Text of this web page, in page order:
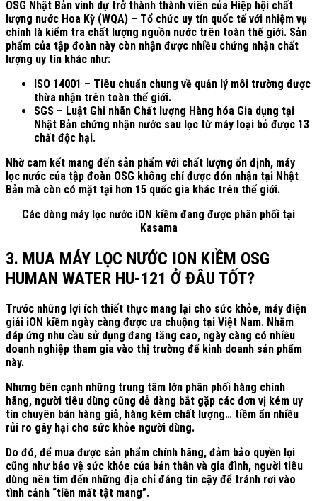
OSG Nhật Bản vinh dự trở thành thành viên của Hiệp hội chất
lượng nước Hoa Kỳ (WQA) – Tổ chức uy tín quốc tế với nhiệm vụ
chính là kiểm tra chất lượng nguồn nước trên toàn thế giới. Sản
phẩm của tập đoàn này còn nhận được nhiều chứng nhận chất
lượng uy tín khác như:
ISO 14001 – Tiêu chuẩn chung về quản lý môi trường được
thừa nhận trên toàn thế giới.
SGS – Luật Ghi nhãn Chất lượng Hàng hóa Gia dụng tại
Nhật Bản chứng nhận nước sau lọc từ máy loại bỏ được 13
chất độc hại.
Nhờ cam kết mang đến sản phẩm với chất lượng ổn định, máy
lọc nước của tập đoàn OSG không chỉ được đón nhận tại Nhật
Bản mà còn có mặt tại hơn 15 quốc gia khác trên thế giới.
Các dòng máy lọc nước iON kiềm đang được phân phối tại
Kasama
3. MUA MÁY LỌC NƯỚC ION KIỀM OSG
HUMAN WATER HU-121 Ở ĐÂU TỐT?
Trước những lợi ích thiết thực mang lại cho sức khỏe, máy điện
giải iON kiềm ngày càng được ưa chuộng tại Việt Nam. Nhằm
đáp ứng nhu cầu sử dụng đang tăng cao, ngày càng có nhiều
doanh nghiệp tham gia vào thị trường để kinh doanh sản phẩm
này.
Nhưng bên cạnh những trung tâm lớn phân phối hàng chính
hãng, người tiêu dùng cũng dễ dàng bắt gặp các đơn vị kém uy
tín chuyên bán hàng giả, hàng kém chất lượng… tiềm ẩn nhiều
rủi ro gây hại cho sức khỏe người dùng.
Do đó, để mua được sản phẩm chính hãng, đảm bảo quyền lợi
cũng như bảo vệ sức khỏe của bản thân và gia đình, người tiêu
dùng nên tìm đến những địa chỉ đáng tin cậy để tránh rơi vào
tình cảnh “tiền mất tật mang”.